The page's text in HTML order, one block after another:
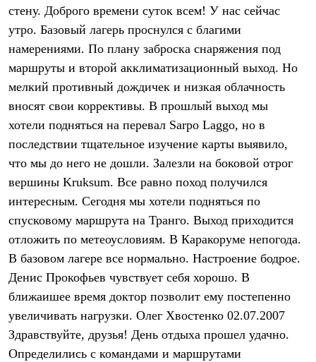
Брюки
Флисовая одежда
Куртки
Брюки
Термобелье
Теплое термобелье
Легкое термобелье
Лёгкая одежда
Футболки
Рубашки
Толстовки
Брюки
Женская одежда
Утепленная пухом
Жилеты
Утепленная синтетикой
Куртки
Брюки
Штормовая одежда
Куртки
Софтшелл одежда
Куртки
стену. Доброго времени суток всем! У нас сейчас
утро. Базовый лагерь проснулся с благими
намерениями. По плану заброска снаряжения под
маршруты и второй акклиматизационный выход. Но
мелкий противный дождичек и низкая облачность
вносят свои коррективы. В прошлый выход мы
хотели подняться на перевал Sarpo Laggo, но в
последствии тщательное изучение карты выявило,
что мы до него не дошли. Залезли на боковой отрог
вершины Kruksum. Все равно поход получился
интересным. Сегодня мы хотели подняться по
спусковому маршрута на Транго. Выход приходится
отложить по метеоусловиям. В Каракоруме непогода.
В базовом лагере все нормально. Настроение бодрое.
Денис Прокофьев чувствует себя хорошо. В
ближаишее время доктор позволит ему постепенно
увеличивать нагрузки. Олег Хвостенко 02.07.2007
Здравствуйте, друзья! День отдыха прошел удачно.
Определились с командами и маршрутами